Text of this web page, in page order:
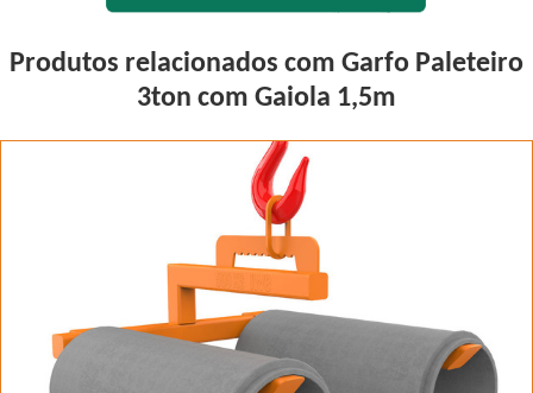
Produtos relacionados com Garfo Paleteiro
3ton com Gaiola 1,5m